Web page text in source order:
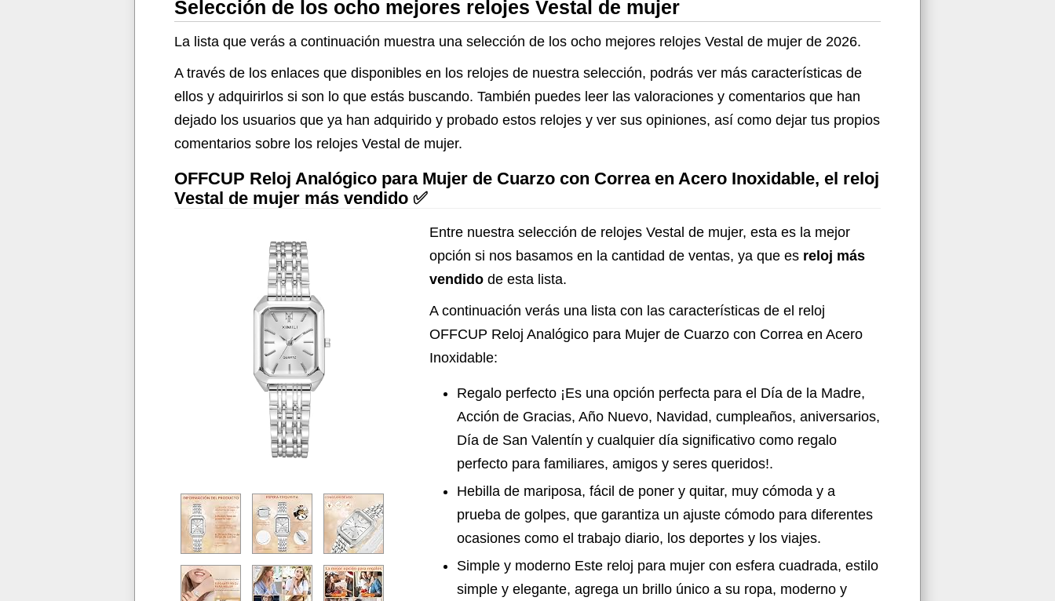
Acero Inoxidable
Fácil de Leer Mujer
Selección de los ocho mejores relojes Vestal de mujer
La lista que verás a continuación muestra una selección de los ocho mejores relojes Vestal de mujer de 2026.
A través de los enlaces que disponibles en los relojes de nuestra selección, podrás ver más características de
ellos y adquirirlos si son lo que estás buscando. También puedes leer las valoraciones y comentarios que han
dejado los usuarios que ya han adquirido y probado estos relojes y ver sus opiniones, así como dejar tus propios
comentarios sobre los relojes Vestal de mujer.
OFFCUP Reloj Analógico para Mujer de Cuarzo con Correa en Acero Inoxidable, el reloj
Vestal de mujer más vendido ✅
Entre nuestra selección de relojes Vestal de mujer, esta es la mejor
opción si nos basamos en la cantidad de ventas, ya que es reloj más
vendido de esta lista.
A continuación verás una lista con las características de el reloj
OFFCUP Reloj Analógico para Mujer de Cuarzo con Correa en Acero
Inoxidable:
Regalo perfecto ¡Es una opción perfecta para el Día de la Madre,
Acción de Gracias, Año Nuevo, Navidad, cumpleaños, aniversarios,
Día de San Valentín y cualquier día significativo como regalo
perfecto para familiares, amigos y seres queridos!.
Hebilla de mariposa, fácil de poner y quitar, muy cómoda y a
prueba de golpes, que garantiza un ajuste cómodo para diferentes
ocasiones como el trabajo diario, los deportes y los viajes.
Simple y moderno Este reloj para mujer con esfera cuadrada, estilo
simple y elegante, agrega un brillo único a su ropa, moderno y